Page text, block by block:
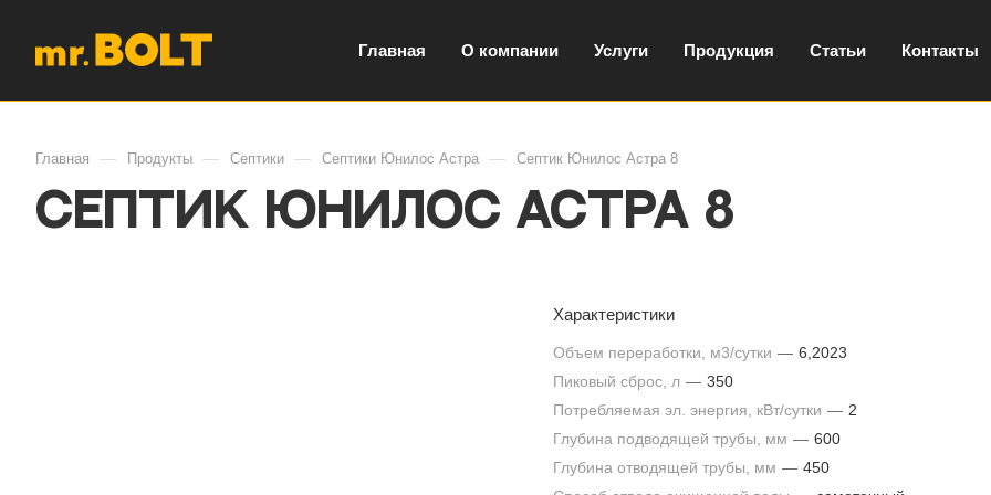
Главная О компании Услуги Продукция Статьи Контакты
Главная — Продукты — Септики — Септики Юнилос Астра — Септик Юнилос Астра 8
Септик Юнилос Астра 8
Характеристики
Объем переработки, м3/сутки — 6,2023
Пиковый сброс, л — 350
Потребляемая эл. энергия, кВт/сутки — 2
Глубина подводящей трубы, мм — 600
Глубина отводящей трубы, мм — 450